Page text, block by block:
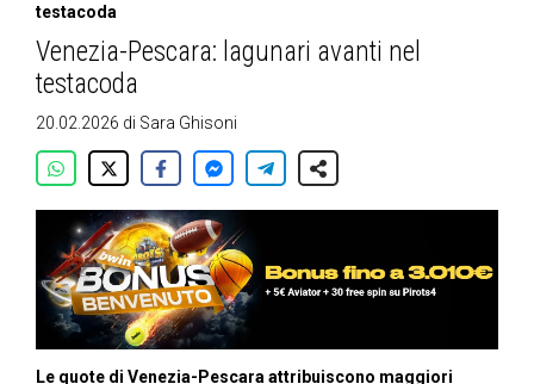
testacoda
Venezia-Pescara: lagunari avanti nel
testacoda
20.02.2026 di Sara Ghisoni
Le quote di Venezia-Pescara attribuiscono maggiori